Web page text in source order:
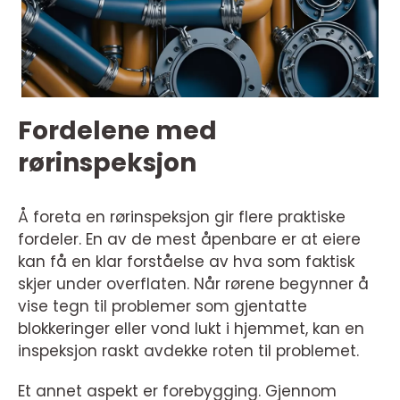
Fordelene med
rørinspeksjon
Å foreta en rørinspeksjon gir flere praktiske
fordeler. En av de mest åpenbare er at eiere
kan få en klar forståelse av hva som faktisk
skjer under overflaten. Når rørene begynner å
vise tegn til problemer som gjentatte
blokkeringer eller vond lukt i hjemmet, kan en
inspeksjon raskt avdekke roten til problemet.
Et annet aspekt er forebygging. Gjennom